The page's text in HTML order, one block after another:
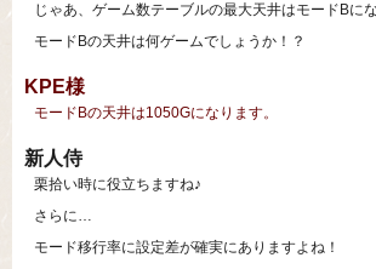
じゃあ、ゲーム数テーブルの最大天井はモードBに
モードBの天井は何ゲームでしょうか！？
KPE様
モードBの天井は1050Gになります。
新人侍
栗拾い時に役立ちますね♪
さらに…
モード移行率に設定差が確実にありますよね！